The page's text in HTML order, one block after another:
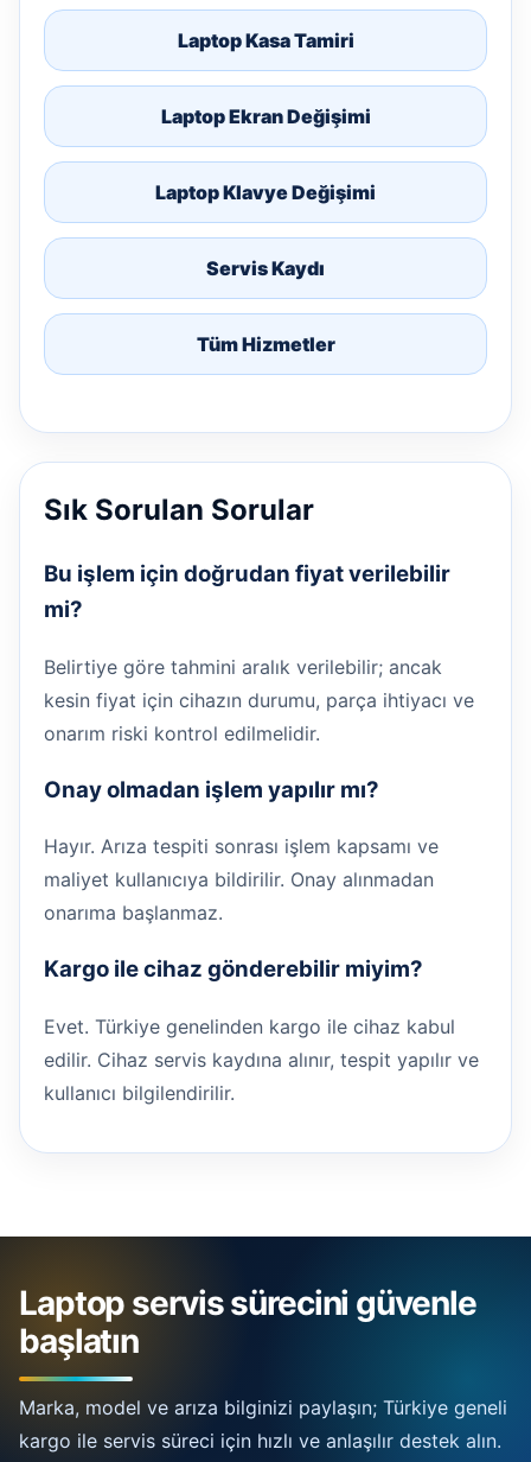
Laptop Kasa Tamiri
Laptop Ekran Değişimi
Laptop Klavye Değişimi
Servis Kaydı
Tüm Hizmetler
Sık Sorulan Sorular
Bu işlem için doğrudan fiyat verilebilir
mi?
Belirtiye göre tahmini aralık verilebilir; ancak
kesin fiyat için cihazın durumu, parça ihtiyacı ve
onarım riski kontrol edilmelidir.
Onay olmadan işlem yapılır mı?
Hayır. Arıza tespiti sonrası işlem kapsamı ve
maliyet kullanıcıya bildirilir. Onay alınmadan
onarıma başlanmaz.
Kargo ile cihaz gönderebilir miyim?
Evet. Türkiye genelinden kargo ile cihaz kabul
edilir. Cihaz servis kaydına alınır, tespit yapılır ve
kullanıcı bilgilendirilir.
Laptop servis sürecini güvenle
başlatın
Marka, model ve arıza bilginizi paylaşın; Türkiye geneli
kargo ile servis süreci için hızlı ve anlaşılır destek alın.